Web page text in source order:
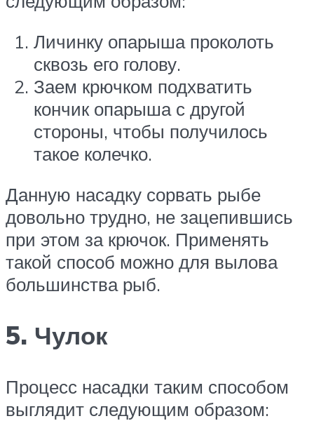
Личинку опарыша проколоть
сквозь его голову.
Заем крючком подхватить
кончик опарыша с другой
стороны, чтобы получилось
такое колечко.
Данную насадку сорвать рыбе
довольно трудно, не зацепившись
при этом за крючок. Применять
такой способ можно для вылова
большинства рыб.
5. Чулок
Процесс насадки таким способом
выглядит следующим образом: